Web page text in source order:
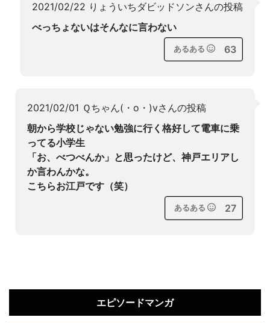
2021/02/22 りょういちダビッドソンさんの投稿
べっちょないはそんなに言わない
あるある 63
2021/02/01 Ｑちゃん(・o・)vさんの投稿
朝から学校じゃない勉強に行く格好して電車に乗
ってる小学生
「お、べつべんか」と思ったけど、神戸エリアし
か言わんかな。
こちらお江戸です（笑）
あるある 27
エピソードマンガ